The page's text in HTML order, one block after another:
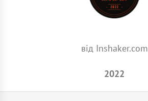
від Inshaker.com
2022